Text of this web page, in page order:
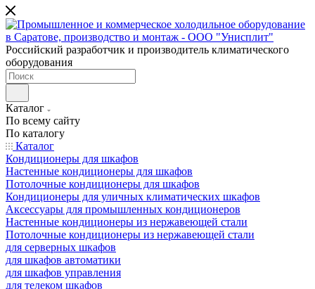
Российский разработчик и производитель климатического
оборудования
Каталог
По всему сайту
По каталогу
Каталог
Кондиционеры для шкафов
Настенные кондиционеры для шкафов
Потолочные кондиционеры для шкафов
Кондиционеры для уличных климатических шкафов
Аксессуары для промышленных кондиционеров
Настенные кондиционеры из нержавеющей стали
Потолочные кондиционеры из нержавеющей стали
для серверных шкафов
для шкафов автоматики
для шкафов управления
для телеком шкафов